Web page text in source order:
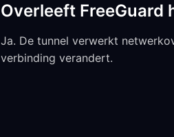
Overleeft FreeGuard
Ja. De tunnel verwerkt
verbinding verandert.